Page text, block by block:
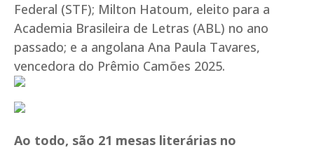
Federal (STF); Milton Hatoum, eleito para a
Academia Brasileira de Letras (ABL) no ano
passado; e a angolana Ana Paula Tavares,
vencedora do Prêmio Camões 2025.
Ao todo, são 21 mesas literárias no